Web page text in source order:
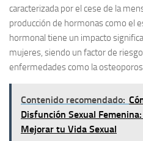
caracterizada por el cese de la
producción de hormonas como el
hormonal tiene un impacto
mujeres, siendo un factor de
enfermedades como la
Contenido recomendado:
Disfunción Sexual
Mejorar tu Vida Sexual